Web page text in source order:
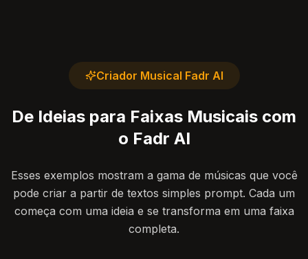
Criador Musical Fadr AI
De Ideias para Faixas Musicais com
o Fadr AI
Esses exemplos mostram a gama de músicas que você
pode criar a partir de textos simples prompt. Cada um
começa com uma ideia e se transforma em uma faixa
completa.